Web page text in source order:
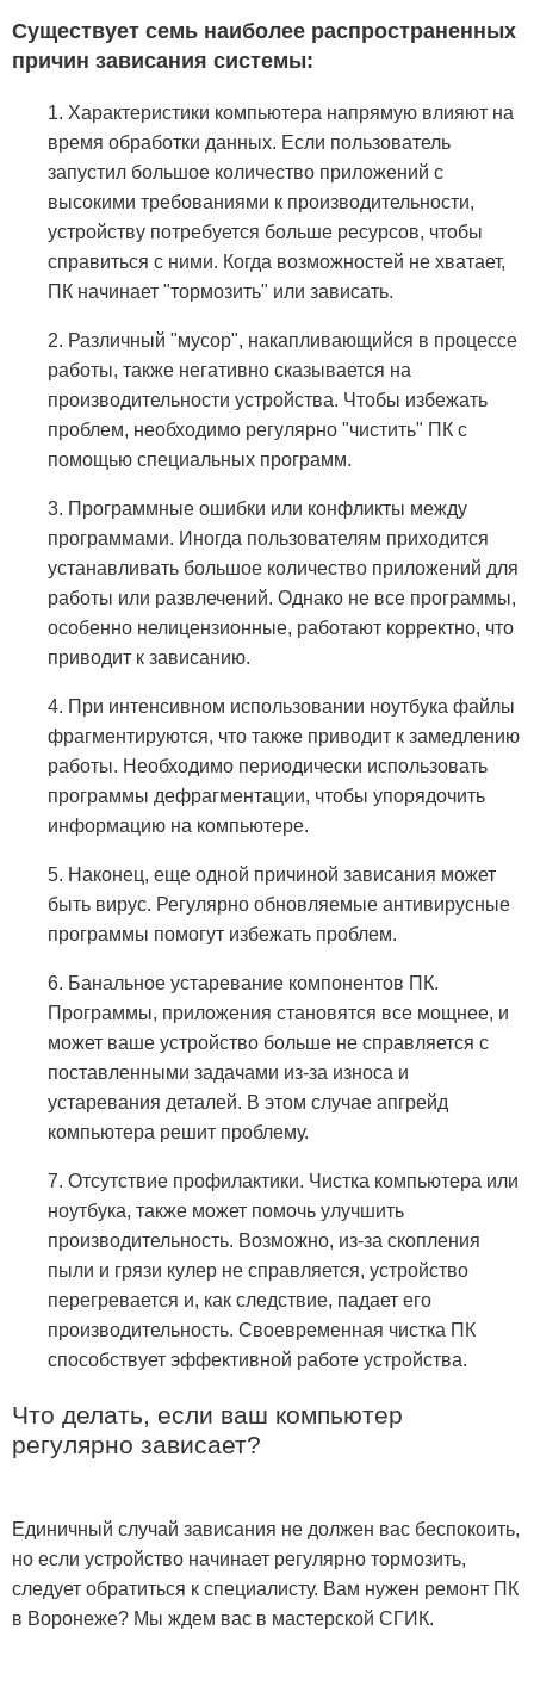
Существует семь наиболее распространенных
причин зависания системы:
1. Характеристики компьютера напрямую влияют на
время обработки данных. Если пользователь
запустил большое количество приложений с
высокими требованиями к производительности,
устройству потребуется больше ресурсов, чтобы
справиться с ними. Когда возможностей не хватает,
ПК начинает "тормозить" или зависать.
2. Различный "мусор", накапливающийся в процессе
работы, также негативно сказывается на
производительности устройства. Чтобы избежать
проблем, необходимо регулярно "чистить" ПК с
помощью специальных программ.
3. Программные ошибки или конфликты между
программами. Иногда пользователям приходится
устанавливать большое количество приложений для
работы или развлечений. Однако не все программы,
особенно нелицензионные, работают корректно, что
приводит к зависанию.
4. При интенсивном использовании ноутбука файлы
фрагментируются, что также приводит к замедлению
работы. Необходимо периодически использовать
программы дефрагментации, чтобы упорядочить
информацию на компьютере.
5. Наконец, еще одной причиной зависания может
быть вирус. Регулярно обновляемые антивирусные
программы помогут избежать проблем.
6. Банальное устаревание компонентов ПК.
Программы, приложения становятся все мощнее, и
может ваше устройство больше не справляется с
поставленными задачами из-за износа и
устаревания деталей. В этом случае апгрейд
компьютера решит проблему.
7. Отсутствие профилактики. Чистка компьютера или
ноутбука, также может помочь улучшить
производительность. Возможно, из-за скопления
пыли и грязи кулер не справляется, устройство
перегревается и, как следствие, падает его
производительность. Своевременная чистка ПК
способствует эффективной работе устройства.
Что делать, если ваш компьютер
регулярно зависает?
Единичный случай зависания не должен вас беспокоить,
но если устройство начинает регулярно тормозить,
следует обратиться к специалисту. Вам нужен ремонт ПК
в Воронеже? Мы ждем вас в мастерской СГИК.